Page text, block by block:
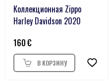
Коллекционная Zippo
Harley Davidson 2020
160